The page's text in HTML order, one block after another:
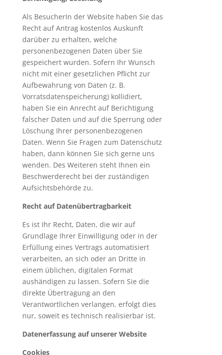
Als BesucherIn der Website haben Sie das
Recht auf Antrag kostenlos Auskunft
darüber zu erhalten, welche
personenbezogenen Daten über Sie
gespeichert wurden. Sofern Ihr Wunsch
nicht mit einer gesetzlichen Pflicht zur
Aufbewahrung von Daten (z. B.
Vorratsdatenspeicherung) kollidiert,
haben Sie ein Anrecht auf Berichtigung
falscher Daten und auf die Sperrung oder
Löschung Ihrer personenbezogenen
Daten. Wenn Sie Fragen zum Datenschutz
haben, dann können Sie sich gerne uns
wenden. Des Weiteren steht Ihnen ein
Beschwerderecht bei der zuständigen
Aufsichtsbehörde zu.
Recht auf Datenübertragbarkeit
Es ist Ihr Recht, Daten, die wir auf
Grundlage Ihrer Einwilligung oder in der
Erfüllung eines Vertrags automatisiert
verarbeiten, an sich oder an Dritte in
einem üblichen, digitalen Format
aushändigen zu lassen. Sofern Sie die
direkte Übertragung an den
Verantwortlichen verlangen, erfolgt dies
nur, soweit es technisch realisierbar ist.
Datenerfassung auf unserer Website
Cookies